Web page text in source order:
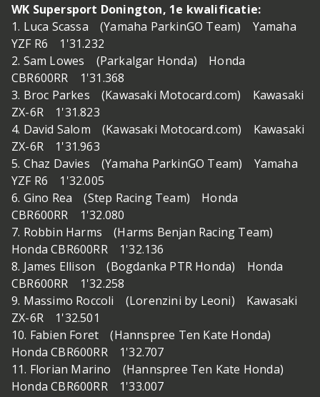
WK Supersport Donington, 1e kwalificatie:
1. Luca Scassa (Yamaha ParkinGO Team) Yamaha
YZF R6 1'31.232
2. Sam Lowes (Parkalgar Honda) Honda
CBR600RR 1'31.368
3. Broc Parkes (Kawasaki Motocard.com) Kawasaki
ZX-6R 1'31.823
4. David Salom (Kawasaki Motocard.com) Kawasaki
ZX-6R 1'31.963
5. Chaz Davies (Yamaha ParkinGO Team) Yamaha
YZF R6 1'32.005
6. Gino Rea (Step Racing Team) Honda
CBR600RR 1'32.080
7. Robbin Harms (Harms Benjan Racing Team)
Honda CBR600RR 1'32.136
8. James Ellison (Bogdanka PTR Honda) Honda
CBR600RR 1'32.258
9. Massimo Roccoli (Lorenzini by Leoni) Kawasaki
ZX-6R 1'32.501
10. Fabien Foret (Hannspree Ten Kate Honda)
Honda CBR600RR 1'32.707
11. Florian Marino (Hannspree Ten Kate Honda)
Honda CBR600RR 1'33.007